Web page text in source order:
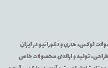
لوکس، هنری و دکوراتیو در ایران
تولید و ارائه‌ی محصولات خاص